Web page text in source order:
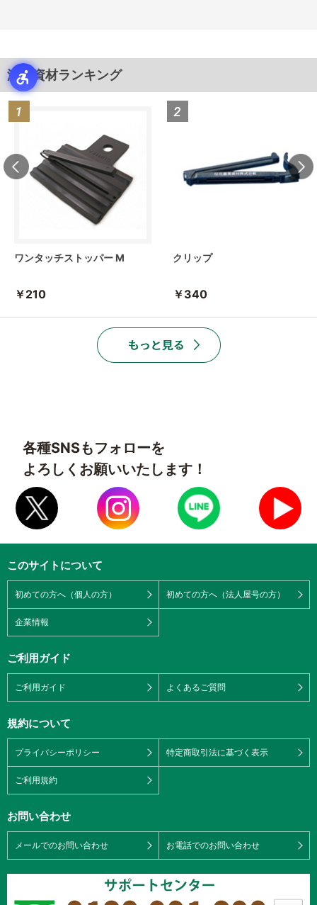
潅水資材ランキング
ワンタッチストッパー M
￥210
クリップ
￥340
各種SNSもフォローを
よろしくお願いいたします！
このサイトについて
初めての方へ（個人の方） 初めての方へ（法人屋号の方）
企業情報
ご利用ガイド
ご利用ガイド よくあるご質問
規約について
プライバシーポリシー 特定商取引法に基づく表示
ご利用規約
お問い合わせ
メールでのお問い合わせ お電話でのお問い合わせ